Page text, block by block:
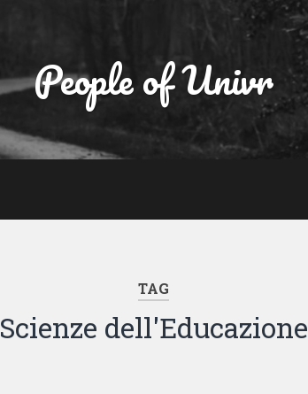
People of Univr
TAG
Scienze dell'Educazione